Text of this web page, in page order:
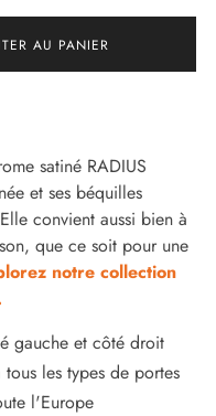
AU PANIER
satiné RADIUS
et ses béquilles
convient aussi bien à
que ce soit pour une
notre collection
gauche et côté droit
les types de portes
l'Europe